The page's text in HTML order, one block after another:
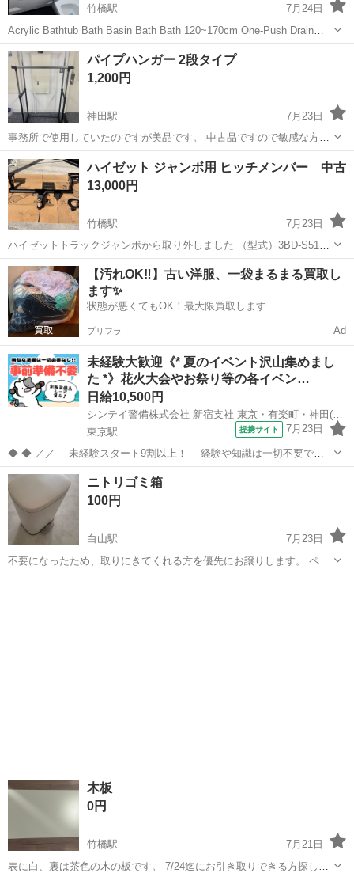
竹橋駅
7月24日
Acrylic Bathtub Bath Basin Bath Bath 120~170cm One-Push Drain
Large Bathtub Width 75 Depth 60 Japanese/Western S...
東京 千代田区 竹橋駅 その他 浴槽
パイプハンガー 2段タイプ
1,200円
神田駅
7月23日
事務所で使用していたのですが美品です。 中古品ですので敏感な方は
お控えください。 月曜～金曜 10:00～17：00（水曜除く） 次の連絡
は7月27日9時以降となります。 ※恐れ入りますが、他の業務も...
東京 千代田区 神田駅
ハイゼット ジャンボ用 ヒッチメンバー 中古
13,000円
竹橋駅
7月23日
ハイゼットトラックジャンボから取り外しました （型式）3BD-S510P
（ブランド）TIGHTJAPAN（タイトジャパン） タイトヒッチ（中古）
使用感有り ジャンク品扱いでお願いします 参考までに新品定価7万前
後
東京 千代田区 竹橋駅 その他 ヒッチメンバー
【汚れOK‼️】古い洋服、一袋まるまる買取し
ます✨
状態が悪くてもOK！最大限買取します
プリフラ Ad
未経験大歓迎《* 夏のイベント沢山集めまし
た *》花火大会やお祭り等の各イベン…
日給10,500円
シンテイ警備株式会社 新宿支社 東京・有楽町・神田(東京)(18)エリア/A3203200140
東京駅
提携サイト 7月23日
◆ ◆ ／／ 未経験スタート9割以上！ 経験や知識は一切不要で始
めやすい♪ シフトの強制もないですし 自分のペースで働くことも
できるので 続けやすい♪働きやすい♪ ＼＼ 『シフトが削られた…』
『思うように稼...
東京 千代田区 東京駅 警備員
ニトリゴミ箱
100円
白山駅
7月23日
不要になったため、取りにきてくれる方を優先にお譲りします。 ペダ
木板
0円
竹橋駅
7月21日
表に白、裏は茶色の木の板です。 7/24迄にお引き取りできる方探して